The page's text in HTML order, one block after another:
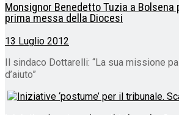
Monsignor Benedetto Tuzia a Bolsena
prima messa della Diocesi
13 Luglio 2012
Il sindaco Dottarelli: “La sua missione
d’aiuto”